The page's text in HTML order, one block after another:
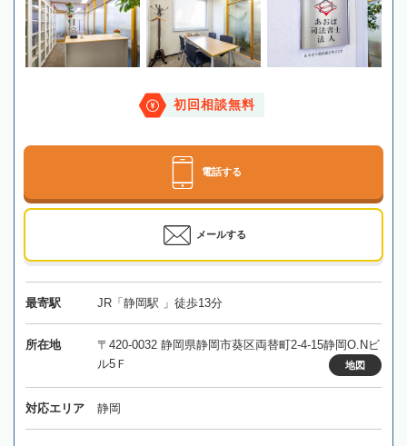
初回相談無料
電話する
メールする
最寄駅 JR「静岡駅 」徒歩13分
所在地
〒420-0032 静岡県静岡市葵区両替町2-4-15静岡O.Nビ
ル5Ｆ
地図
対応エリア 静岡